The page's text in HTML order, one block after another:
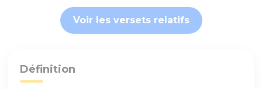
Voir les versets relatifs
Définition